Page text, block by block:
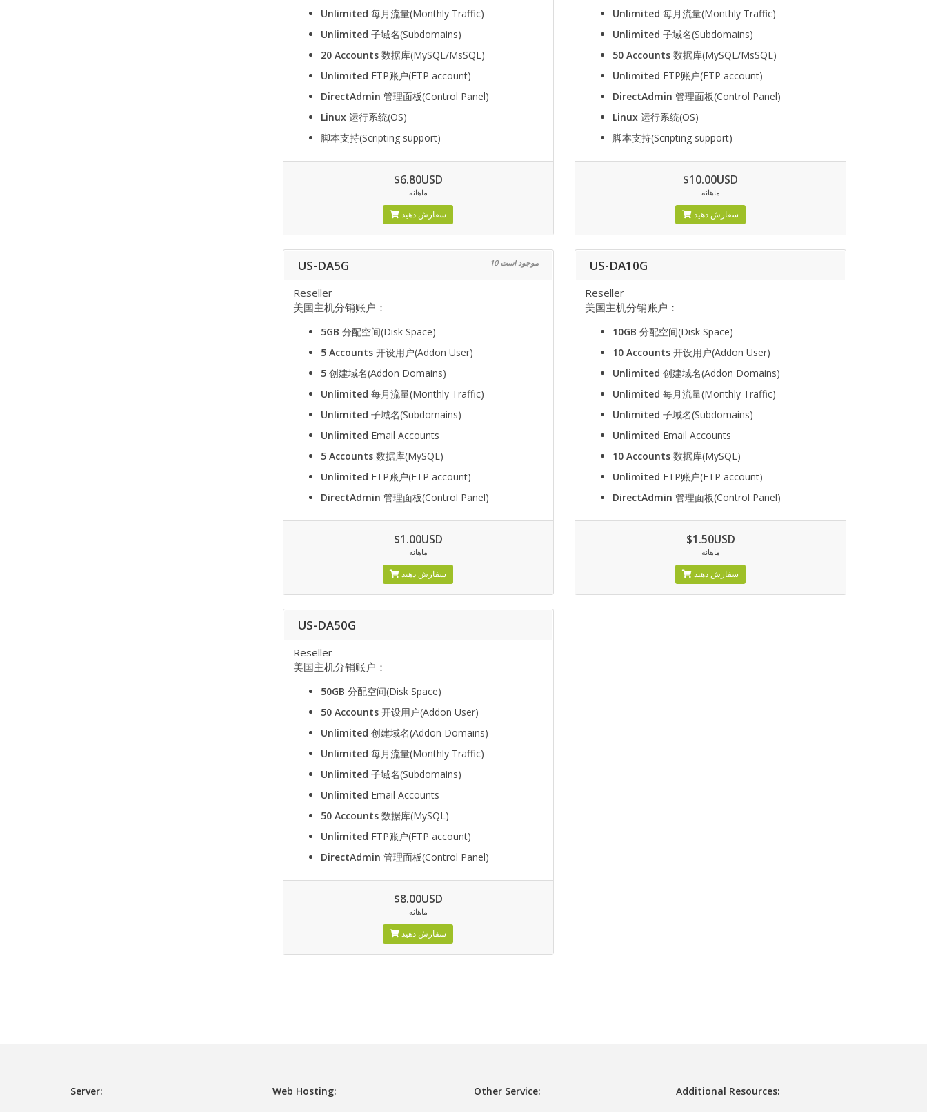
Unlimited 每月流量(Monthly Traffic)
Unlimited 子域名(Subdomains)
20 Accounts数据库(MySQL/MsSQL)
Unlimited FTP账户(FTP account)
DirectAdmin 管理面板(Control Panel)
Linux运行系统(OS)
脚本支持(Scripting support)
$6.80USD
ماهانه
سفارش دهید
Unlimited 每月流量(Monthly Traffic)
Unlimited 子域名(Subdomains)
50 Accounts 数据库(MySQL/MsSQL)
Unlimited FTP账户(FTP account)
DirectAdmin 管理面板(Control Panel)
Linux 运行系统(OS)
脚本支持(Scripting support)
$10.00USD
ماهانه
سفارش دهید
US-DA5G 10 موجود است
Reseller
美国主机分销账户：
5GB 分配空间(Disk Space)
5 Accounts开设用户(Addon User)
5创建域名(Addon Domains)
Unlimited 每月流量(Monthly Traffic)
Unlimited 子域名(Subdomains)
Unlimited Email Accounts
5 Accounts数据库(MySQL)
Unlimited FTP账户(FTP account)
DirectAdmin 管理面板(Control Panel)
$1.00USD
ماهانه
سفارش دهید
US-DA10G
Reseller
美国主机分销账户：
10GB 分配空间(Disk Space)
10 Accounts 开设用户(Addon User)
Unlimited 创建域名(Addon Domains)
Unlimited 每月流量(Monthly Traffic)
Unlimited 子域名(Subdomains)
Unlimited Email Accounts
10 Accounts 数据库(MySQL)
Unlimited FTP账户(FTP account)
DirectAdmin 管理面板(Control Panel)
$1.50USD
ماهانه
سفارش دهید
US-DA50G
Reseller
美国主机分销账户：
50GB 分配空间(Disk Space)
50 Accounts开设用户(Addon User)
Unlimited 创建域名(Addon Domains)
Unlimited 每月流量(Monthly Traffic)
Unlimited 子域名(Subdomains)
Unlimited Email Accounts
50 Accounts数据库(MySQL)
Unlimited FTP账户(FTP account)
DirectAdmin 管理面板(Control Panel)
$8.00USD
ماهانه
سفارش دهید
Server: Web Hosting: Other Service: Additional Resources: